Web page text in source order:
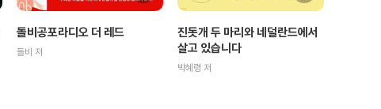
돌비공포라디오 더 레드
돌비 저
진돗개 두 마리와 네덜란드에서
살고 있습니다
박혜령 저